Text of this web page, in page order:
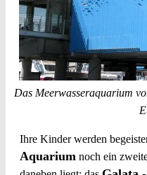
Das Meerwasseraquarium
Ihre Kinder werden
Aquarium noch ein